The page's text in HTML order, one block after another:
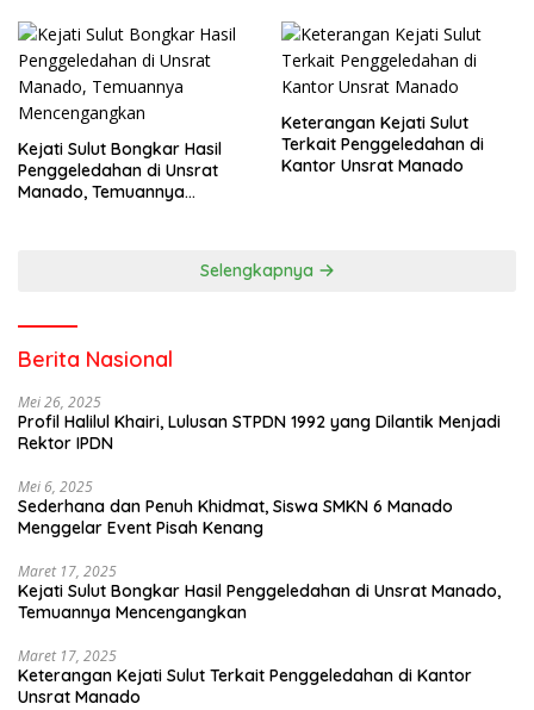
Kejati Sulut Bongkar Hasil
Penggeledahan di Unsrat
Manado, Temuannya
Keterangan Kejati Sulut
Terkait Penggeledahan di
Kantor Unsrat Manado
Selengkapnya
Berita Nasional
Mei 26, 2025
Profil Halilul Khairi, Lulusan STPDN 1992 yang Dilantik Menjadi
Rektor IPDN
Mei 6, 2025
Sederhana dan Penuh Khidmat, Siswa SMKN 6 Manado
Menggelar Event Pisah Kenang
Maret 17, 2025
Kejati Sulut Bongkar Hasil Penggeledahan di Unsrat Manado,
Temuannya Mencengangkan
Maret 17, 2025
Keterangan Kejati Sulut Terkait Penggeledahan di Kantor
Unsrat Manado